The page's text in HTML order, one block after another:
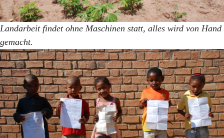
Landarbeit findet ohne Maschinen statt, alles wird von Hand
gemacht.